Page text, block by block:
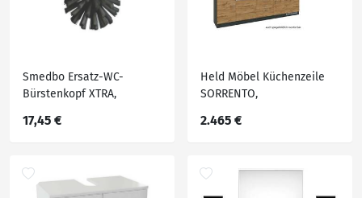
Smedbo Ersatz-WC-
Bürstenkopf XTRA,
17,45 €
Held Möbel Küchenzeile
SORRENTO,
2.465 €